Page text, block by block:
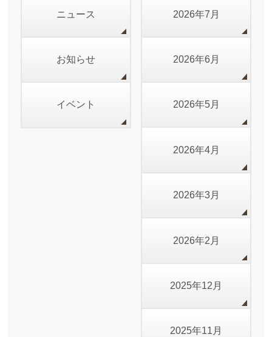
ニュース
お知らせ
イベント
2026年7月
2026年6月
2026年5月
2026年4月
2026年3月
2026年2月
2025年12月
2025年11月